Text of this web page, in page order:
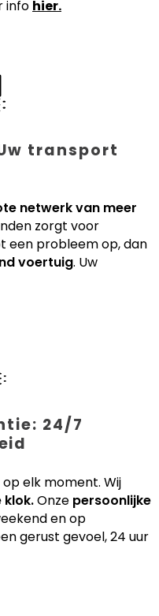
info hier.
transport
netwerk van meer
zorgt voor
een probleem op, dan
voertuig. Uw
24/7
elk moment. Wij
klok.Onze persoonlijke
en op
gerust gevoel, 24 uur